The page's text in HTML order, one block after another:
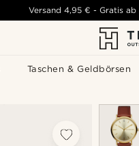
Taschen & Geldbörsen
Versand 4,95 € -Gratis ab